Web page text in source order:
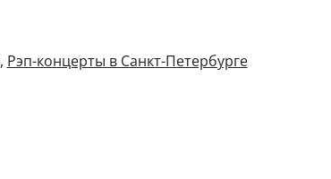
, Рэп-концерты в Санкт-Петербурге